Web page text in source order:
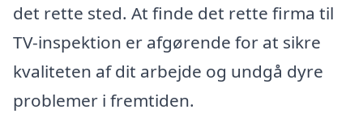
det rette sted. At finde det rette firma til
TV-inspektion er afgørende for at sikre
kvaliteten af dit arbejde og undgå dyre
problemer i fremtiden.